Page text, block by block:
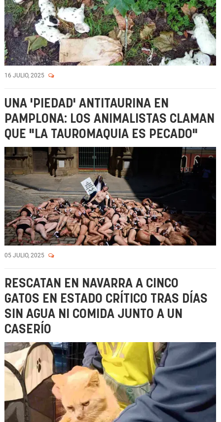
16 JULIO, 2025
UNA 'PIEDAD' ANTITAURINA EN
PAMPLONA: LOS ANIMALISTAS CLAMAN
QUE "LA TAUROMAQUIA ES PECADO"
05 JULIO, 2025
RESCATAN EN NAVARRA A CINCO
GATOS EN ESTADO CRÍTICO TRAS DÍAS
SIN AGUA NI COMIDA JUNTO A UN
CASERÍO